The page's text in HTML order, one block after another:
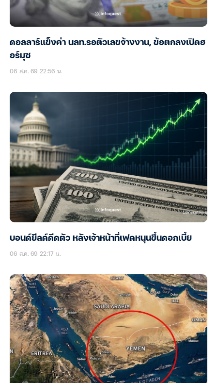
ดอลลาร์แข็งค่า นลท.รอตัวเลขจ้างงาน, ข้อตกลงเปิดฮ
อร์มุซ
06 ส.ค. 69 22:56 น.
บอนด์ยีลด์ดีดตัว หลังเจ้าหน้าที่เฟดหนุนขึ้นดอกเบี้ย
06 ส.ค. 69 22:17 น.